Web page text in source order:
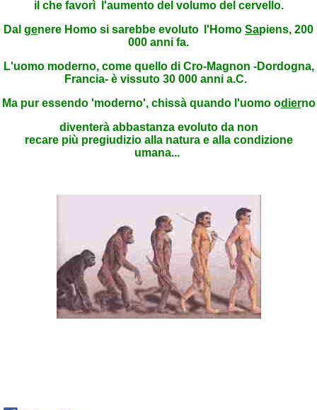
il che favorì
l'aumento del volumo del cervello.
Dal genere Homo si sarebbe evoluto l'Homo Sapiens, 200
000 anni fa.
L'uomo moderno, come quello di Cro-Magnon -Dordogna,
Francia- è vissuto 30 000 anni a.C.
Ma pur essendo 'moderno', chissà quando l'uomo odierno
diventerà abbastanza evoluto da non
recare più pregiudizio alla natura e alla condizione
umana...